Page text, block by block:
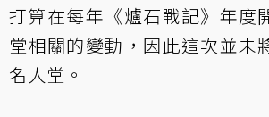
打算在每年《爐石戰記》年度
堂相關的變動，因此這次並未
名人堂。